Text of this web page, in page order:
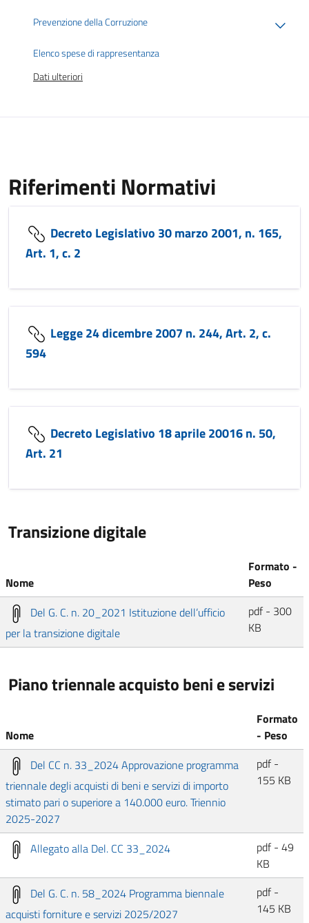
Prevenzione della Corruzione
Elenco spese di rappresentanza
Dati ulteriori
Riferimenti Normativi
Decreto Legislativo 30 marzo 2001, n. 165,
Art. 1, c. 2
Legge 24 dicembre 2007 n. 244, Art. 2, c.
594
Decreto Legislativo 18 aprile 20016 n. 50,
Art. 21
Transizione digitale
Nome
Formato -
Peso
Del G. C. n. 20_2021 Istituzione dell’ufficio
per la transizione digitale
pdf - 300
KB
Piano triennale acquisto beni e servizi
Nome
Formato
- Peso
Del CC n. 33_2024 Approvazione programma
triennale degli acquisti di beni e servizi di importo
stimato pari o superiore a 140.000 euro. Triennio
2025-2027
pdf -
155 KB
Allegato alla Del. CC 33_2024
pdf - 49
KB
Del G. C. n. 58_2024 Programma biennale
acquisti forniture e servizi 2025/2027
pdf -
145 KB